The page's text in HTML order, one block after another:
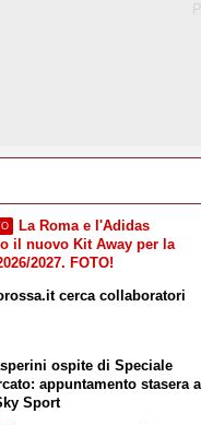
La Roma e l'Adidas
il nuovo Kit Away per la
2027. FOTO!
cerca collaboratori
ospite diSpeciale
: appuntamento stasera
Sport